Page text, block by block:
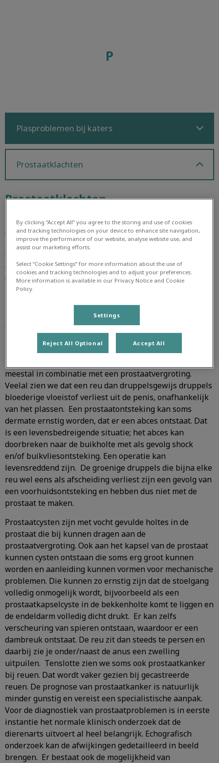
P
Plasproblemen bij katers
Prostaatklachten
Prostaatklachten
De prostaat is een zogenaamd accessoire geslachtsklier
die bij de reu gelegen is rondom het begin van de
plasbuis, direct achter de urineblaas. De belangrijkste
functie is het vormen van een vloeistof die toegevoegd
wordt aan het sperma tijdens de zaadlozing. Regelmatig
worden wij geconfronteerd met prostaatproblemen bij
reuen, waarvan de meest voorkomende de
prostaatvergroting is. Een vergrote prostaat komt vooral
bij oudere, intacte reuen voor en is vrijwel altijd
goedaardig. De klachten kunnen zijn: minder goed de
kan het opvallen dat de ontlasting een afgeplatte vorm
meestal in combinatie met een prostaatvergroting.
Veelal zien we dat een reu dan druppelsgewijs druppels
bloederige vloeistof verliest uit de penis, onafhankelijk
van het plassen. Een prostaatontsteking kan soms
dermate ernstig worden, dat er een abces ontstaat. Dat
is een levensbedreigende situatie; het abces kan
doorbreken naar de buikholte met als gevolg shock
en/of buikvliesontsteking. Een operatie kan
levensreddend zijn. De groenige druppels die bijna elke
reu wel eens als afscheiding verliest zijn een gevolg van
een voorhuidsontsteking en hebben dus niet met de
prostaat te maken.
Prostaatcysten zijn met vocht gevulde holtes in de
prostaat die bij kunnen dragen aan de
prostaatvergroting. Ook aan het kapsel van de prostaat
kunnen cysten ontstaan die soms erg groot kunnen
worden en aanleiding kunnen vormen voor mechanische
problemen. Die kunnen zo ernstig zijn dat de stoelgang
volledig onmogelijk wordt, bijvoorbeeld als een
prostaatkapselcyste in de bekkenholte komt te liggen en
de endeldarm volledig dicht drukt. Er kan zelfs
verscheuring van spieren ontstaan, waardoor er een
dambreuk ontstaat. De reu zit dan steeds te persen en
daarbij zie je onder/naast de anus een zwelling
uitpuilen. Tenslotte zien we soms ook prostaatkanker
bij reuen. Dat wordt vaker gezien bij gecastreerde
reuen. De prognose van prostaatkanker is natuurlijk
minder gunstig en vereist een specialistische aanpak.
Voor de diagnostiek van prostaatproblemen is in eerste
instantie het normale klinisch onderzoek dat de
dierenarts uitvoert al heel belangrijk. Echografisch
onderzoek kan de afwijkingen gedetailleerd in beeld
brengen. Er bestaat ook de mogelijkheid van
By clicking “Accept All” you agree to the storing and use of cookies
and tracking technologies on your device to enhance site navigation,
improve the performance of our website, analyse website use, and
assist our marketing efforts.
Select “Cookie Settings” for more information about the use of
cookies and tracking technologies and to adjust your preferences.
More information is available in our Privacy Notice and Cookie
Policy.
Settings
Reject All Optional Accept All